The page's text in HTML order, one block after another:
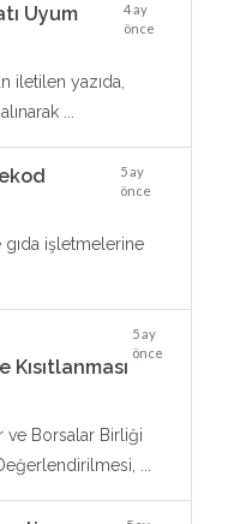
Uyum
4 ay
önce
iletilen yazıda,
...
5 ay
önce
işletmelerine
5 ay
önce
ve Borsalar Birliği
...